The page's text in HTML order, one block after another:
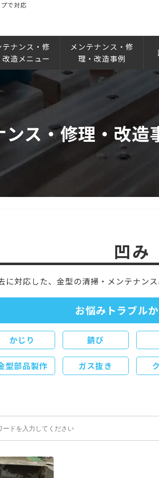
で対応
テナンス・修
改造メニュー
メンテナンス・修
理・改造事例
ンス・修理・改造
凹み
に対応した、 金型の清掃・メンテナン
お悩みトラブル
かじり 錆び
型部品製作 ガス抜き